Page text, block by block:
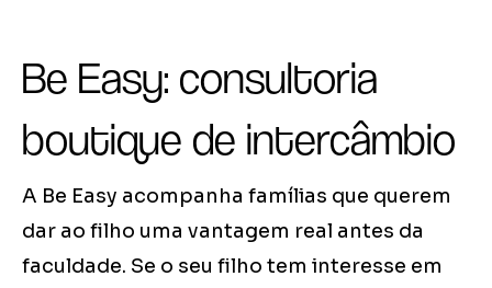
Be Easy: consultoria
boutique de intercâmbio
A Be Easy acompanha famílias que querem
dar ao filho uma vantagem real antes da
faculdade. Se o seu filho tem interesse em